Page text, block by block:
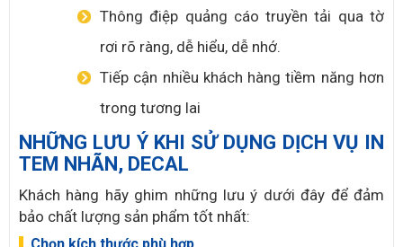
Thông điệp quảng cáo truyền tải qua tờ
rơi rõ ràng, dễ hiểu, dễ nhớ.
Tiếp cận nhiều khách hàng tiềm năng hơn
trong tương lai
NHỮNG LƯU Ý KHI SỬ DỤNG DỊCH VỤ IN
TEM NHÃN, DECAL
Khách hàng hãy ghim những lưu ý dưới đây để đảm
bảo chất lượng sản phẩm tốt nhất:
Chọn kích thước phù hợp